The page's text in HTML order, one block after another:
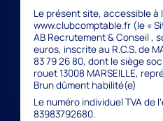
Le présent site, accessible à
www.clubcomptable.fr (le «
AB Recrutement & Conseil ,
euros, inscrite au R.C.S. de
83 79 26 80, dont le siège
rouet 13008 MARSEILLE,
Brun dûment habilité(e)
Le numéro individuel TVA de
83983792680.